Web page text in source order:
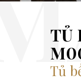
TỦ
Tủ